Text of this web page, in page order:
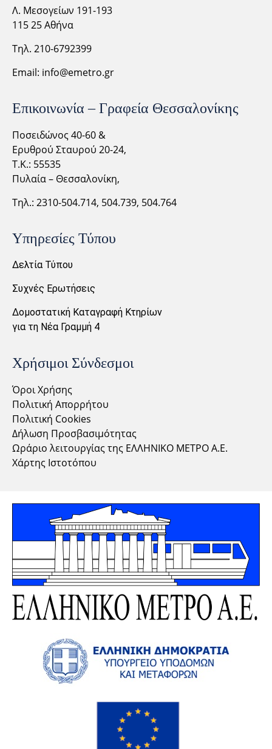
Λ. Μεσογείων 191-193
115 25 Αθήνα
Τηλ. 210-6792399
Email: info@emetro.gr
Επικοινωνία – Γραφεία Θεσσαλονίκης
Ποσειδώνος 40-60 &
Ερυθρού Σταυρού 20-24,
Τ.Κ.: 55535
Πυλαία – Θεσσαλονίκη,
Τηλ.: 2310-504.714, 504.739, 504.764
Υπηρεσίες Τύπου
Δελτία Τύπου
Συχνές Ερωτήσεις
Δομοστατική Καταγραφή Κτηρίων
για τη Νέα Γραμμή 4
Χρήσιμοι Σύνδεσμοι
Όροι Χρήσης
Πολιτική Απορρήτου
Πολιτική Cookies
Δήλωση Προσβασιμότητας
Ωράριο λειτουργίας της ΕΛΛΗΝΙΚΟ ΜΕΤΡΟ Α.Ε.
Χάρτης Ιστοτόπου